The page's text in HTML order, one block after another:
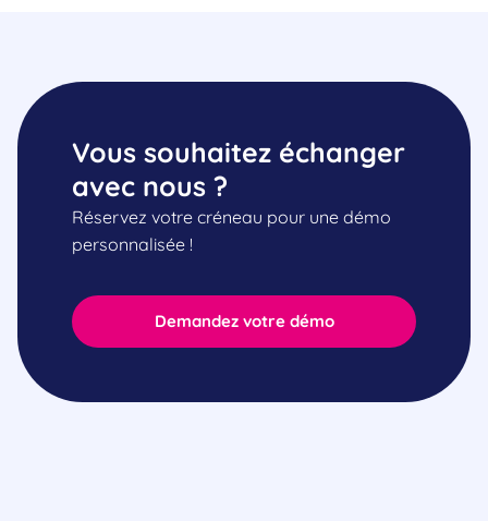
Demandez votre démo
Vous souhaitez échanger
avec nous ?
Réservez votre créneau pour une démo
personnalisée !